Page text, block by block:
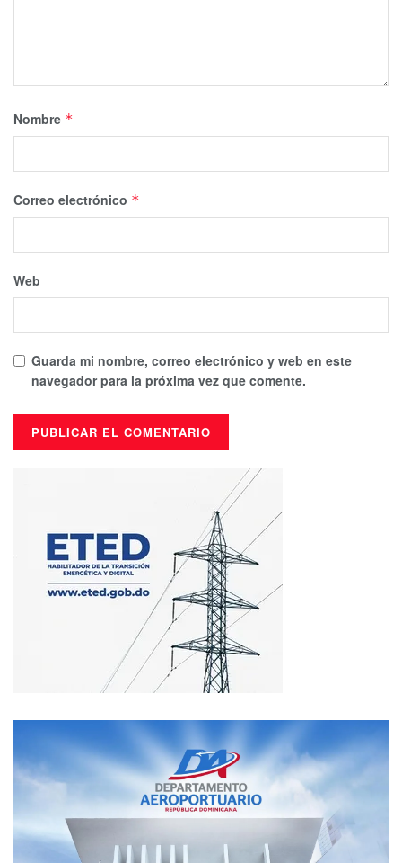
Nombre *
Correo electrónico *
Web
Guarda mi nombre, correo electrónico y web en este
navegador para la próxima vez que comente.